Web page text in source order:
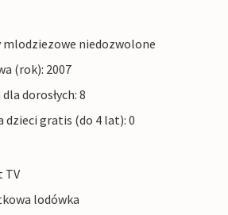
mlodziezowe niedozwolone
(rok): 2007
dorosłych: 8
dzieci gratis (do 4 lat): 0
TV
lodówka